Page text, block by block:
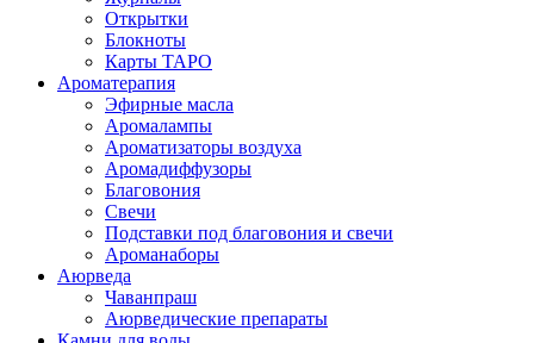
Открытки
Блокноты
Карты ТАРО
Ароматерапия
Эфирные масла
Аромалампы
Ароматизаторы воздуха
Аромадиффузоры
Благовония
Свечи
Подставки под благовония и свечи
Ароманаборы
Аюрведа
Чаванпраш
Аюрведические препараты